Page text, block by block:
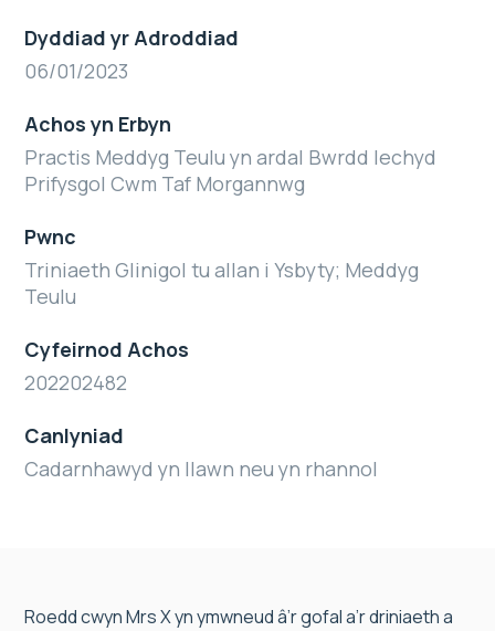
Dyddiad yr Adroddiad
06/01/2023
Achos yn Erbyn
Practis Meddyg Teulu yn ardal Bwrdd Iechyd
Prifysgol Cwm Taf Morgannwg
Pwnc
Triniaeth Glinigol tu allan i Ysbyty; Meddyg
Teulu
Cyfeirnod Achos
202202482
Canlyniad
Cadarnhawyd yn llawn neu yn rhannol
Roedd cwyn Mrs X yn ymwneud â’r gofal a’r driniaeth a